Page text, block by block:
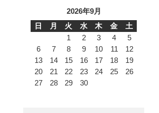
2026年9月
日
月 火 水 木 金
土
1
2 3 4
5
6
7 8 9 10 11
12
13
14 15 16 17 18
19
20
21 22 23 24 25
26
27
28 29 30